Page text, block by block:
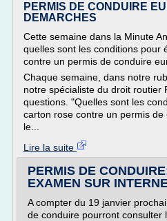
PERMIS DE CONDUIRE
DEMARCHES
Cette semaine dans la Minute
quelles sont les conditions pour
contre un permis de conduire
Chaque semaine, dans notre
notre spécialiste du droit routier
questions. "Quelles sont les
carton rose contre un permis
le...
Lire la suite
PERMIS DE
EXAMEN SUR
A compter du 19 janvier
de conduire pourront consulter